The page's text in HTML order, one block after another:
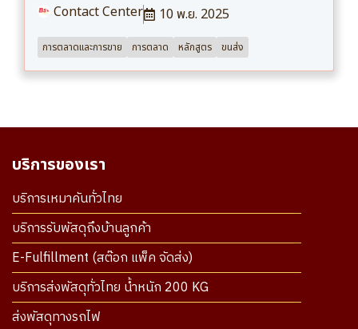
Contact Center
10 พ.ย. 2025
การตลาดและการขาย การตลาด หลักสูตร ขนส่ง
บริการของเรา
บริการเหมาคันทั่วไทย
บริการรับพัสดุถึงบ้านลูกค้า
E-Fulfillment (สต๊อก แพ็ค จัดส่ง)
บริการส่งพัสดุทั่วไทย น้ำหนัก 200 KG
ส่งพัสดุทางรถไฟ